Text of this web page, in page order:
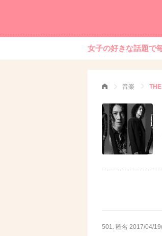
女子の好きな話題で
音楽
501. 匿名 2017/04/